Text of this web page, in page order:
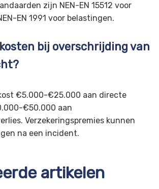
zijn NEN-EN 15512 voor
EN 1991 voor belastingen.
bij overschrijding van
€5.000-€25.000 aan directe
€50.000 aan
Verzekeringspremies kunnen
na een incident.
artikelen